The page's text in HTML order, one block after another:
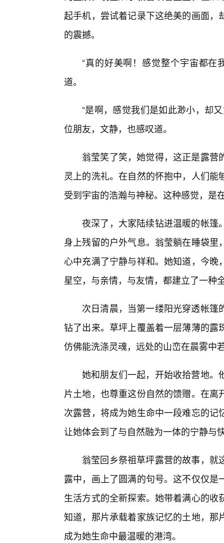
起手机，尝试着记录下这绝美的画面
的震撼。
“真的好美啊！感觉整个宇宙都在
道。
“是啊，感觉我们是如此渺小，却
位朋友，文静，也感叹道。
翁莹笑了笑，她觉得，这正是露营
灵上的洗礼。在自然的怀抱中，人们
受到宇宙的浩瀚与神秘。这种感觉，是
夜深了，大家陆续钻进温暖的帐篷
身上残留的户外气息。翁莹躺在睡袋
心中充满了宁静与祥和。她知道，今
星空，与亲情，与友情，都建立了一种
次日清晨，当第一缕阳光穿透帐
钻了出来。草坪上覆盖着一层薄薄的
仿佛能洗涤灵魂，远处的山峦在晨雾中
她和朋友们一起，开始收拾营地。
片土地，也尊重这份自然的馈赠。在
次露营，将成为她生命中一段难忘的
让她体会到了与自然融为一体的宁静与
翁莹回乡祭祖草坪露营的故事，就
露中，画上了圆满的句号。这不仅仅
生活方式的全新探索。她带着满心的
知道，那片承载着家族记忆的土地，
成为她生命中最温暖的港湾。